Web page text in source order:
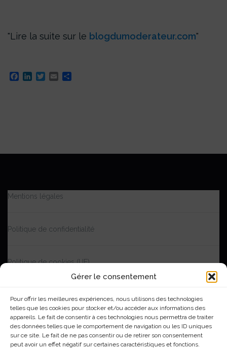
Gérer le consentement
Pour offrir les meilleures expériences, nous utilisons des technologies
telles que les cookies pour stocker et/ou accéder aux informations des
appareils. Le fait de consentir à ces technologies nous permettra de traiter
des données telles que le comportement de navigation ou les ID uniques
sur ce site. Le fait de ne pas consentir ou de retirer son consentement
peut avoir un effet négatif sur certaines caractéristiques et fonctions.
Lire la suite sur le blogdumoderateur.com
Facebook
LinkedInTwitterEmail
Mentions légales
Politique de confidentialité
Politique de cookies (UE)
Accessibilité | Partiellement conforme
Me contacter